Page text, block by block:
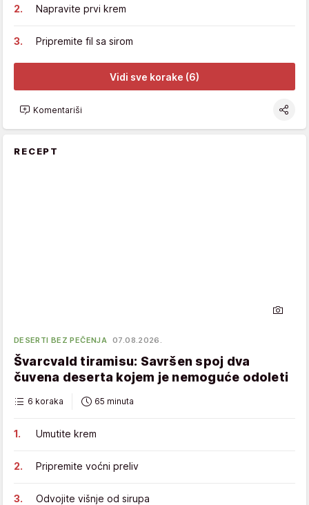
Napravite prvi krem
Pripremite fil sa sirom
Vidi sve korake (6)
Komentariši
RECEPT
DESERTI BEZ PEČENJA 07.08.2026.
Švarcvald tiramisu: Savršen spoj dva
čuvena deserta kojem je nemoguće odoleti
6 koraka 65 minuta
Umutite krem
Pripremite voćni preliv
Odvojite višnje od sirupa